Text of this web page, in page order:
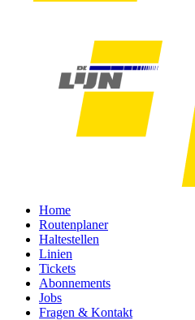
Home
Routenplaner
Haltestellen
Linien
Tickets
Abonnements
Jobs
Fragen & Kontakt